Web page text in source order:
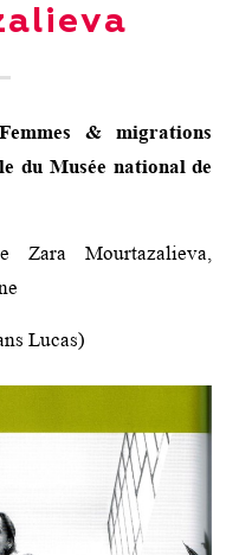
& migrations
du Musée national de
Zara Mourtazalieva,
Lucas)